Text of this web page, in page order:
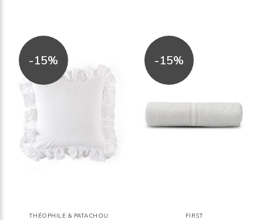
-15%
THÉOPHILE & PATACHOU
-15%
FIRST